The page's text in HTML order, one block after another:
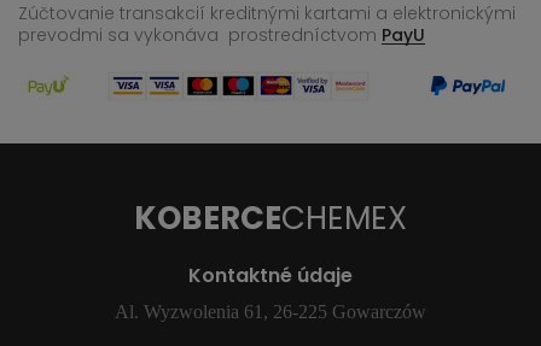
Zúčtovanie transakcií kreditnými kartami a elektronickými
prevodmi sa vykonáva prostredníctvom PayU
KOBERCECHEMEX
Kontaktné údaje
Al. Wyzwolenia 61, 26-225 Gowarczów